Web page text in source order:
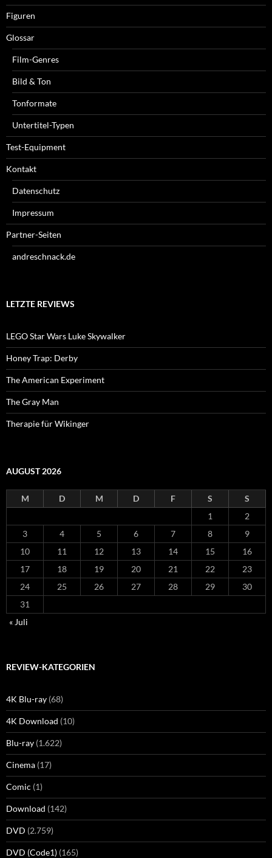
Figuren
Glossar
Film-Genres
Bild & Ton
Tonformate
Untertitel-Typen
Test-Equipment
Kontakt
Datenschutz
Impressum
Partner-Seiten
andreschnack.de
LETZTE REVIEWS
LEGO Star Wars Luke Skywalker
Honey Trap: Derby
The American Experiment
The Gray Man
Therapie für Wikinger
AUGUST 2026
M D M D F S
S
1
2
3
4 5 6 7 8
9
10
11 12 13 14 15
16
17
18 19 20 21 22
23
24
25 26 27 28 29
30
31
« Juli
REVIEW-KATEGORIEN
4K Blu-ray (68)
4K Download (10)
Blu-ray (1.622)
Cinema (17)
Comic (1)
Download (142)
DVD (2.759)
DVD (Code1) (165)